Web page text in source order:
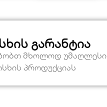
გარანტია
მხოლოდ უმაღლესი
პროდუქციას